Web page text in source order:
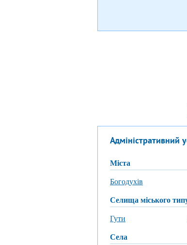
Адміністративний
міста
Богодухів
селища міського
Гути
села